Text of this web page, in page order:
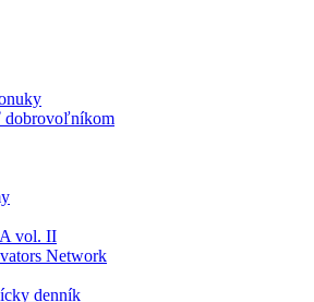
dobrovoľníkom
vol. II
Network
denník